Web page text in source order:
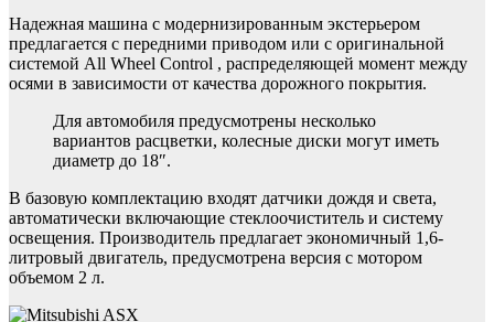
Надежная машина с модернизированным экстерьером
предлагается с передними приводом или с оригинальной
системой All Wheel Control , распределяющей момент между
осями в зависимости от качества дорожного покрытия.
Для автомобиля предусмотрены несколько
вариантов расцветки, колесные диски могут иметь
диаметр до 18″.
В базовую комплектацию входят датчики дождя и света,
автоматически включающие стеклоочиститель и систему
освещения. Производитель предлагает экономичный 1,6-
литровый двигатель, предусмотрена версия с мотором
объемом 2 л.